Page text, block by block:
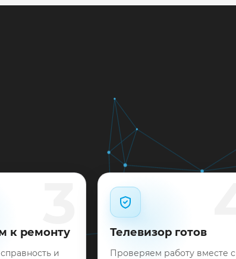
симптомы — подскажем ориентир по сроку и
к ремонту
и
Телевизор готов
Проверяем работу вместе с